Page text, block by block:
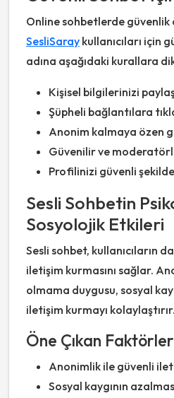
Online sohbetlerde güvenlik
SesliSaray kullanıcıları için
adına aşağıdaki kurallara
Kişisel bilgilerinizi
Şüpheli bağlantılara
Anonim kalmaya özen
Güvenilir ve
Profilinizi güvenli
Sesli Sohbetin
Sosyolojik Etkileri
Sesli sohbet, kullanıcıların
iletişim kurmasını sağlar.
olmama duygusu, sosyal
iletişim kurmayı kolaylaştırır.
Öne Çıkan Faktörler
Anonimlik ile güvenli
Sosyal kaygının